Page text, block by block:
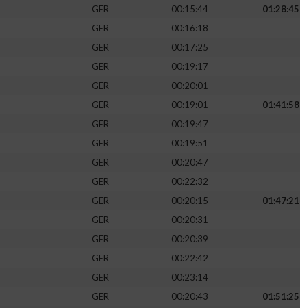
GER 00:15:44
01:28:45
GER
00:16:18
GER
00:17:25
GER
00:19:17
GER
00:20:01
GER 00:19:01
01:41:58
GER
00:19:47
GER
00:19:51
GER
00:20:47
GER
00:22:32
GER 00:20:15
01:47:21
GER
00:20:31
GER
00:20:39
GER
00:22:42
GER
00:23:14
GER 00:20:43
01:51:25